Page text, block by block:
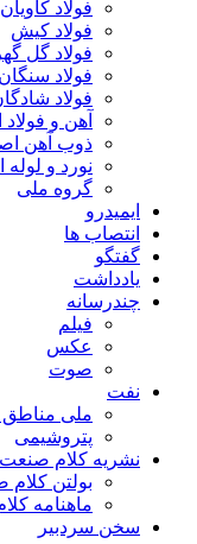
فولاد کاویان
فولاد کیش
فولاد گل گهر
فولاد سنگان
فولاد
آهن و فولاد
ذوب آهن
نورد و لوله
گروه ملی
ایمیدرو
انتصاب ها
گفتگو
یادداشت
چندرسانه
فیلم
عکس
صوت
نفت
ملی مناطق
پتروشیمی
نشریه کلام صنعت
بولتن
ماهنامه
سخن سردبیر